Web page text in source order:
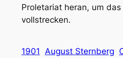
Proletariat heran, um
vollstrecken.
1901 August Sternberg